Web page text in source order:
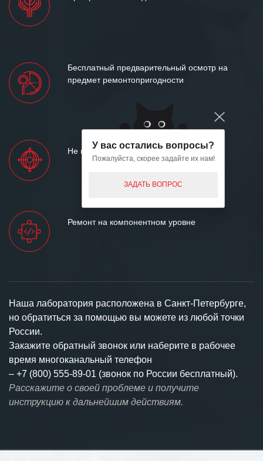
Бесплатный предварительный осмотр на
предмет ремонтопригодности
Не вносим конструктивных изменений
Ремонт на компонентном уровне
Наша лаборатория расположена в Санкт-Петербурге,
но обратиться за помощью вы можете из любой точки
России.
Закажите обратный звонок или наберите в рабочее
время многоканальный телефон
– +7 (800) 555-89-01 (звонок по России бесплатный).
Расскажите о своей проблеме и получите
инструкцию к дальнейшим действиям.
У вас остались вопросы?
Пожалуйста, скорее задайте их нам!
ЗАДАТЬ ВОПРОС